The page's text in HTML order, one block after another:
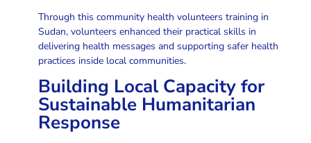
Through this community health volunteers training in
Sudan, volunteers enhanced their practical skills in
delivering health messages and supporting safer health
practices inside local communities.
Building Local Capacity for
Sustainable Humanitarian
Response